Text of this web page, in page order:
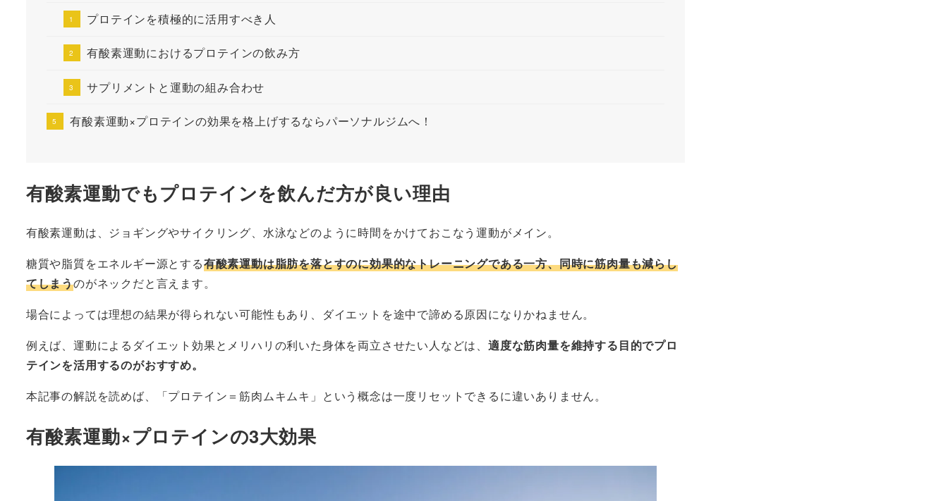
プロテインを積極的に活用すべき人
有酸素運動におけるプロテインの飲み方
サプリメントと運動の組み合わせ
有酸素運動×プロテインの効果を格上げするならパーソナルジムへ！
有酸素運動でもプロテインを飲んだ方が良い理由
有酸素運動は、ジョギングやサイクリング、水泳などのように時間をかけておこなう運動がメイン。
糖質や脂質をエネルギー源とする有酸素運動は脂肪を落とすのに効果的なトレーニングである一方、同時に筋肉量も減らし
てしまうのがネックだと言えます。
場合によっては理想の結果が得られない可能性もあり、ダイエットを途中で諦める原因になりかねません。
例えば、運動によるダイエット効果とメリハリの利いた身体を両立させたい人などは、 適度な筋肉量を維持する目的でプロ
テインを活用するのがおすすめ。
本記事の解説を読めば、「プロテイン＝筋肉ムキムキ」という概念は一度リセットできるに違いありません。
有酸素運動×プロテインの3大効果